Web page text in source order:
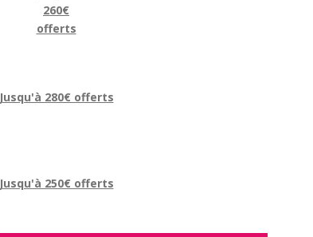
260€
offerts
Jusqu'à 280€ offerts
Jusqu'à 250€ offerts